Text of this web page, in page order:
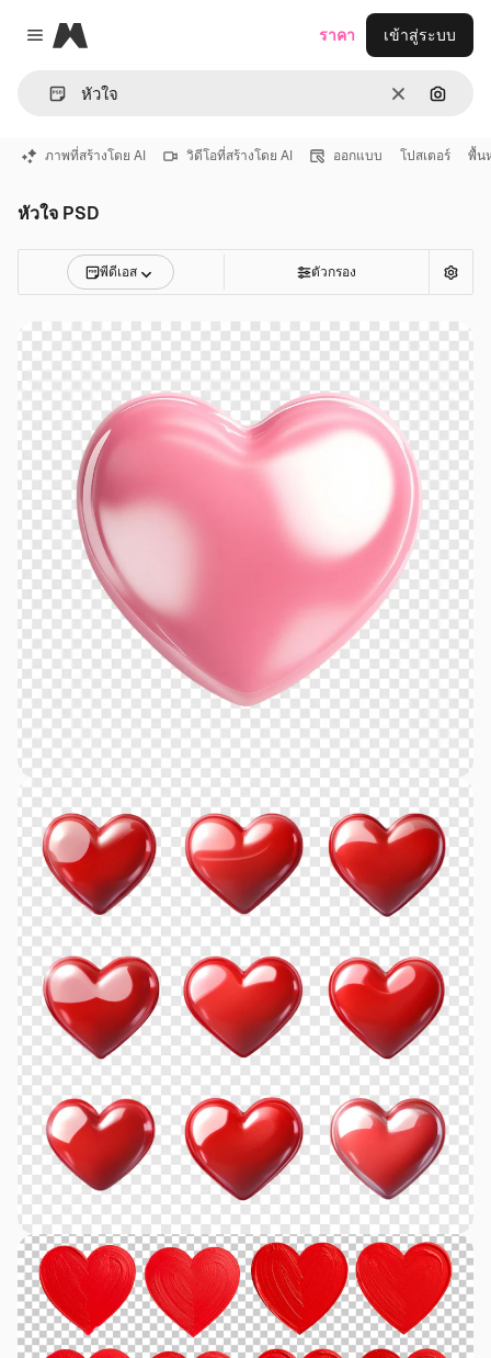
Close menu
Magnific
ชัดเจนค้นหา
ราคา เข้าสู่ระบบ
ภาพที่สร้างโดย AI วิดีโอที่สร้างโดย AI ออกแบบ โปสเตอร์ พื้น
หัวใจ PSD
พีดีเอส ตัวกรอง